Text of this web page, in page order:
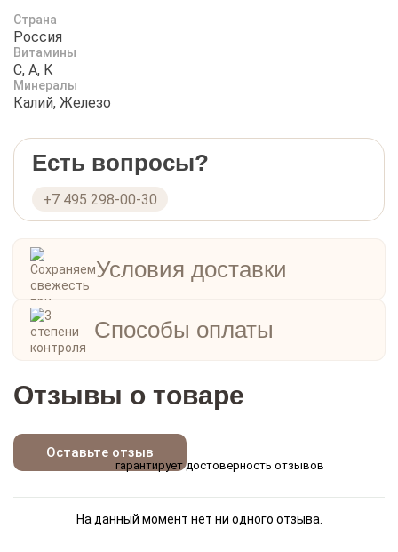
Страна
Россия
Витамины
C, A, K
Минералы
Калий, Железо
Есть вопросы?
+7 495 298-00-30
Условия доставки
Способы оплаты
Отзывы о товаре
Оставьте отзыв
гарантирует достоверность отзывов
На данный момент нет ни одного отзыва.